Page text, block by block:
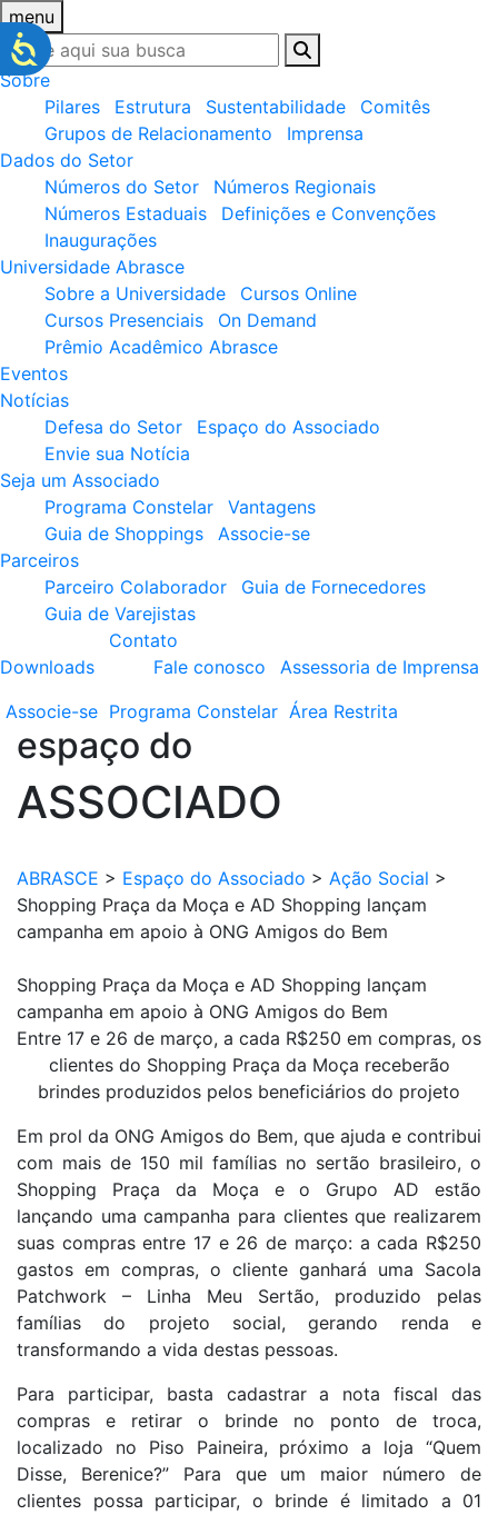
menu
Sobre
Pilares
Estrutura Sustentabilidade
Comitês
Grupos de Relacionamento
Imprensa
Dados do Setor
Números do Setor
Números Regionais
Números Estaduais
Definições e Convenções
Inaugurações
Universidade Abrasce
Sobre a Universidade
Cursos Online
Cursos Presenciais
On Demand
Prêmio Acadêmico Abrasce
Eventos
Notícias
Defesa do Setor
Espaço do Associado
Envie sua Notícia
Seja um Associado
Programa Constelar
Vantagens
Guia de Shoppings
Associe-se
Parceiros
Parceiro Colaborador
Guia de Fornecedores
Guia de Varejistas
Downloads
Contato
Fale conosco
Assessoria de Imprensa
Associe-se Programa Constelar Área Restrita
espaço do
ASSOCIADO
ABRASCE > Espaço do Associado > Ação Social >
Shopping Praça da Moça e AD Shopping lançam
campanha em apoio à ONG Amigos do Bem
Shopping Praça da Moça e AD Shopping lançam
campanha em apoio à ONG Amigos do Bem
Entre 17 e 26 de março, a cada R$250 em compras, os
clientes do Shopping Praça da Moça receberão
brindes produzidos pelos beneficiários do projeto
Em prol da ONG Amigos do Bem, que ajuda e contribui
com mais de 150 mil famílias no sertão brasileiro, o
Shopping Praça da Moça e o Grupo AD estão
lançando uma campanha para clientes que realizarem
suas compras entre 17 e 26 de março: a cada R$250
gastos em compras, o cliente ganhará uma Sacola
Patchwork – Linha Meu Sertão, produzido pelas
famílias do projeto social, gerando renda e
transformando a vida destas pessoas.
Para participar, basta cadastrar a nota fiscal das
compras e retirar o brinde no ponto de troca,
localizado no Piso Paineira, próximo a loja “Quem
Disse, Berenice?” Para que um maior número de
clientes possa participar, o brinde é limitado a 01